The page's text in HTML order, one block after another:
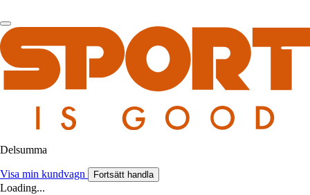
Delsumma
Visa min kundvagn Fortsätt handla
Loading...